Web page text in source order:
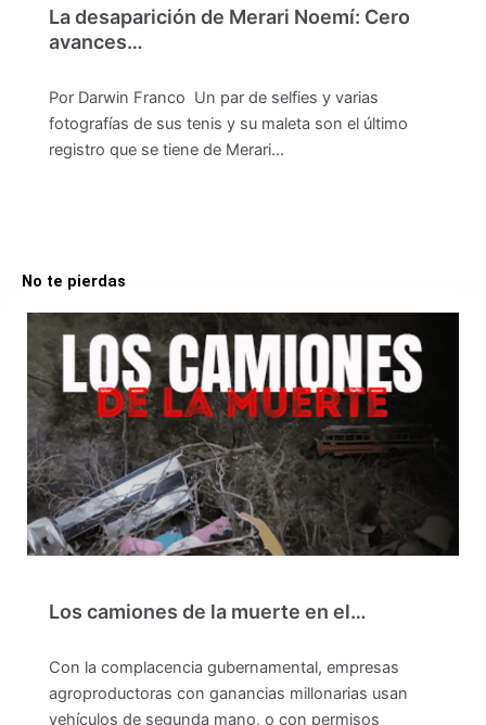
La desaparición de Merari Noemí: Cero
avances…
Por Darwin Franco Un par de selfies y varias
fotografías de sus tenis y su maleta son el último
registro que se tiene de Merari…
No te pierdas
Los camiones de la muerte en el…
Con la complacencia gubernamental, empresas
agroproductoras con ganancias millonarias usan
vehículos de segunda mano, o con permisos